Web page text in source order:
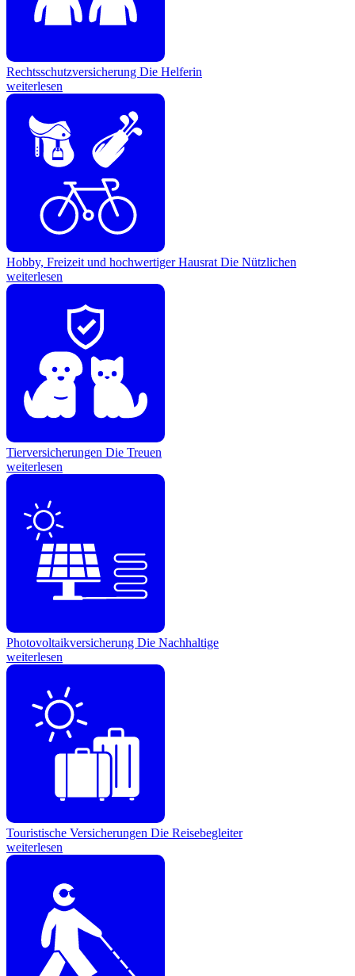
Rechtsschutzversicherung Die Helferin
weiterlesen
Hobby, Freizeit und hochwertiger Hausrat Die Nützlichen
weiterlesen
Tierversicherungen Die Treuen
weiterlesen
Photovoltaikversicherung Die Nachhaltige
weiterlesen
Touristische Versicherungen Die Reisebegleiter
weiterlesen